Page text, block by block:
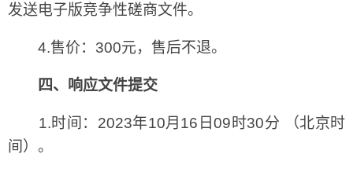
发送电子版竞争性磋商文件。
4.售价：300元，售后不退。
四、响应文件提交
1.时间：2023年10月16日09时30分 （北京时
间）。